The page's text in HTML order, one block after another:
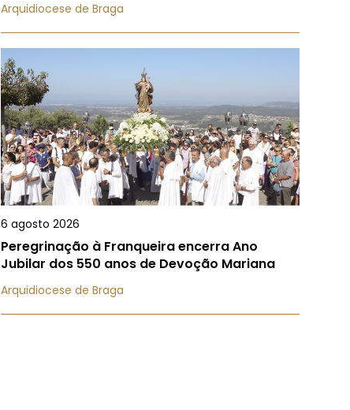
Arquidiocese de Braga
6 agosto 2026
Peregrinação à Franqueira encerra Ano
Jubilar dos 550 anos de Devoção Mariana
Arquidiocese de Braga